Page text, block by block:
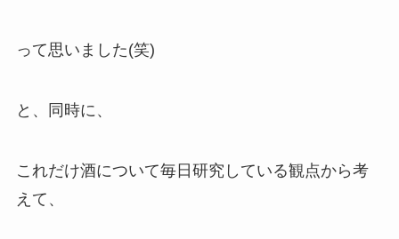
って思いました(笑)
と、同時に、
これだけ酒について毎日研究している観点から考
えて、